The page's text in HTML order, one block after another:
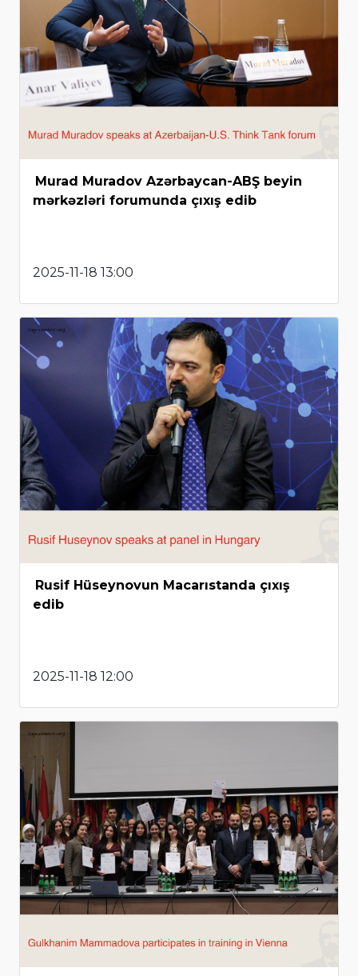
Murad Muradov Azərbaycan-ABŞ beyin
mərkəzləri forumunda çıxış edib
2025-11-18 13:00
Rusif Hüseynovun Macarıstanda çıxış
edib
2025-11-18 12:00